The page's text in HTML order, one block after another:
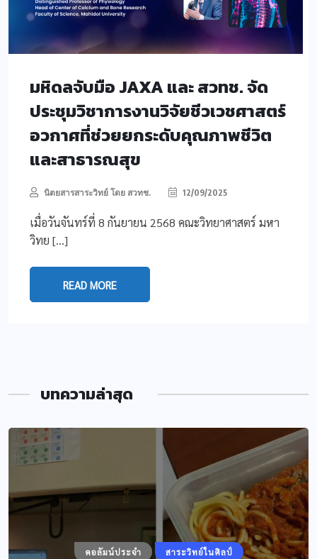
มหิดลจับมือ JAXA และ สวทช. จัด
ประชุมวิชาการงานวิจัยชีวเวชศาสตร์
อวกาศที่ช่วยยกระดับคุณภาพชีวิต
และสาธารณสุข
นิตยสารสาระวิทย์ โดย สวทช. 12/09/2025
เมื่อวันจันทร์ที่ 8 กันยายน 2568 คณะวิทยาศาสตร์ มหา
วิทย […]
READ MORE
บทความล่าสุด
คอลัมน์ประจำ สาระวิทย์ในศิลป์